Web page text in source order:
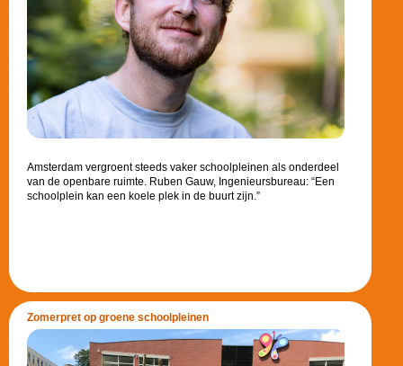
Amsterdam vergroent steeds vaker schoolpleinen als onderdeel
van de openbare ruimte. Ruben Gauw, Ingenieursbureau: “Een
schoolplein kan een koele plek in de buurt zijn.”
Zomerpret op groene schoolpleinen